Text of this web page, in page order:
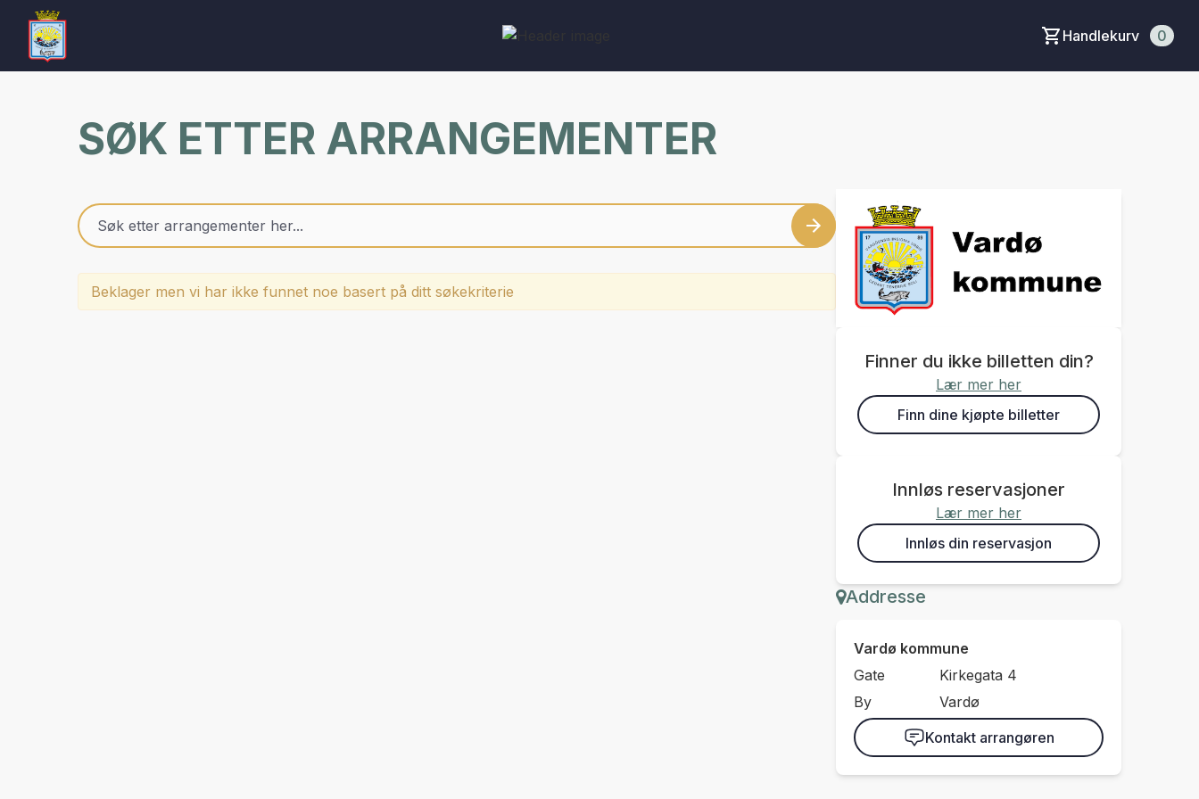
Handlekurv 0
SØK ETTER ARRANGEMENTER
Beklager men vi har ikke funnet noe basert på ditt søkekriterie
Finner du ikke billetten din?
Lær mer her
Finn dine kjøpte billetter
Innløs reservasjoner
Lær mer her
Innløs din reservasjon
Addresse
Vardø kommune
Gate
Kirkegata 4
By
Vardø
Kontakt arrangøren